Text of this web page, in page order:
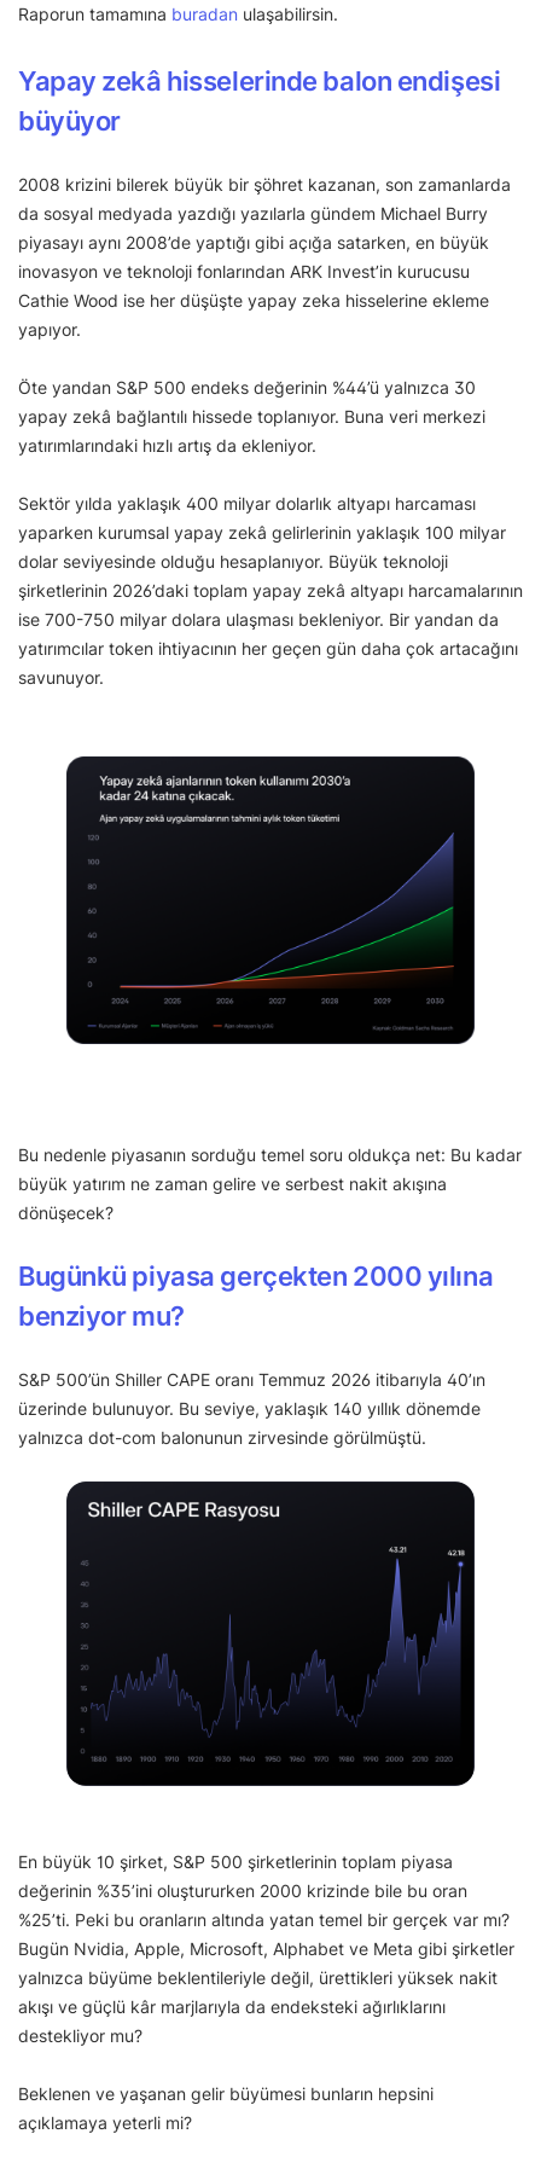
Raporun tamamına buradan ulaşabilirsin.
Yapay zekâ hisselerinde balon endişesi
büyüyor
2008 krizini bilerek büyük bir şöhret kazanan, son zamanlarda
da sosyal medyada yazdığı yazılarla gündem Michael Burry
piyasayı aynı 2008’de yaptığı gibi açığa satarken, en büyük
inovasyon ve teknoloji fonlarından ARK Invest’in kurucusu
Cathie Wood ise her düşüşte yapay zeka hisselerine ekleme
yapıyor.
Öte yandan S&P 500 endeks değerinin %44’ü yalnızca 30
yapay zekâ bağlantılı hissede toplanıyor. Buna veri merkezi
yatırımlarındaki hızlı artış da ekleniyor.
Sektör yılda yaklaşık 400 milyar dolarlık altyapı harcaması
yaparken kurumsal yapay zekâ gelirlerinin yaklaşık 100 milyar
dolar seviyesinde olduğu hesaplanıyor. Büyük teknoloji
şirketlerinin 2026’daki toplam yapay zekâ altyapı harcamalarının
ise 700-750 milyar dolara ulaşması bekleniyor. Bir yandan da
yatırımcılar token ihtiyacının her geçen gün daha çok artacağını
savunuyor.
Bu nedenle piyasanın sorduğu temel soru oldukça net: Bu kadar
büyük yatırım ne zaman gelire ve serbest nakit akışına
dönüşecek?
Bugünkü piyasa gerçekten 2000 yılına
benziyor mu?
S&P 500’ün Shiller CAPE oranı Temmuz 2026 itibarıyla 40’ın
üzerinde bulunuyor. Bu seviye, yaklaşık 140 yıllık dönemde
yalnızca dot-com balonunun zirvesinde görülmüştü.
En büyük 10 şirket, S&P 500 şirketlerinin toplam piyasa
değerinin %35’ini oluştururken 2000 krizinde bile bu oran
%25’ti. Peki bu oranların altında yatan temel bir gerçek var mı?
Bugün Nvidia, Apple, Microsoft, Alphabet ve Meta gibi şirketler
yalnızca büyüme beklentileriyle değil, ürettikleri yüksek nakit
akışı ve güçlü kâr marjlarıyla da endeksteki ağırlıklarını
destekliyor mu?
Beklenen ve yaşanan gelir büyümesi bunların hepsini
açıklamaya yeterli mi?